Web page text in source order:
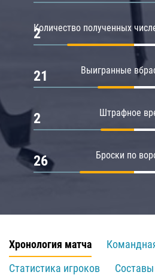
Количество полученных
2
Выигранные
21
Штрафное
2
Броски по
26
Хронология матча
Статистика игроков
Составы